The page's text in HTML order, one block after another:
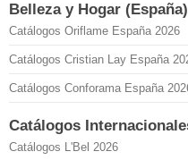
Belleza y Hogar (España)
Catálogos Oriflame España 2026
Catálogos Cristian Lay España
Catálogos Conforama España
Catálogos
Catálogos L'Bel 2026